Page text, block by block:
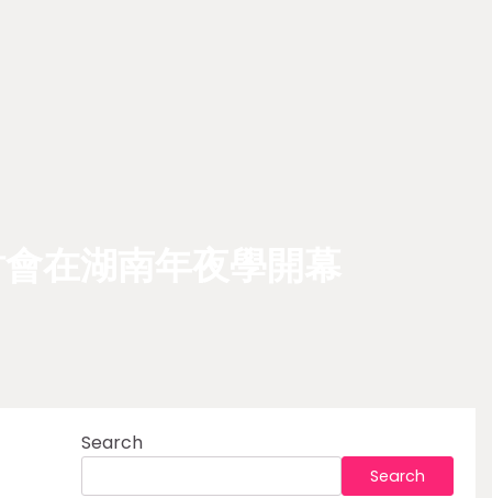
Search
Search